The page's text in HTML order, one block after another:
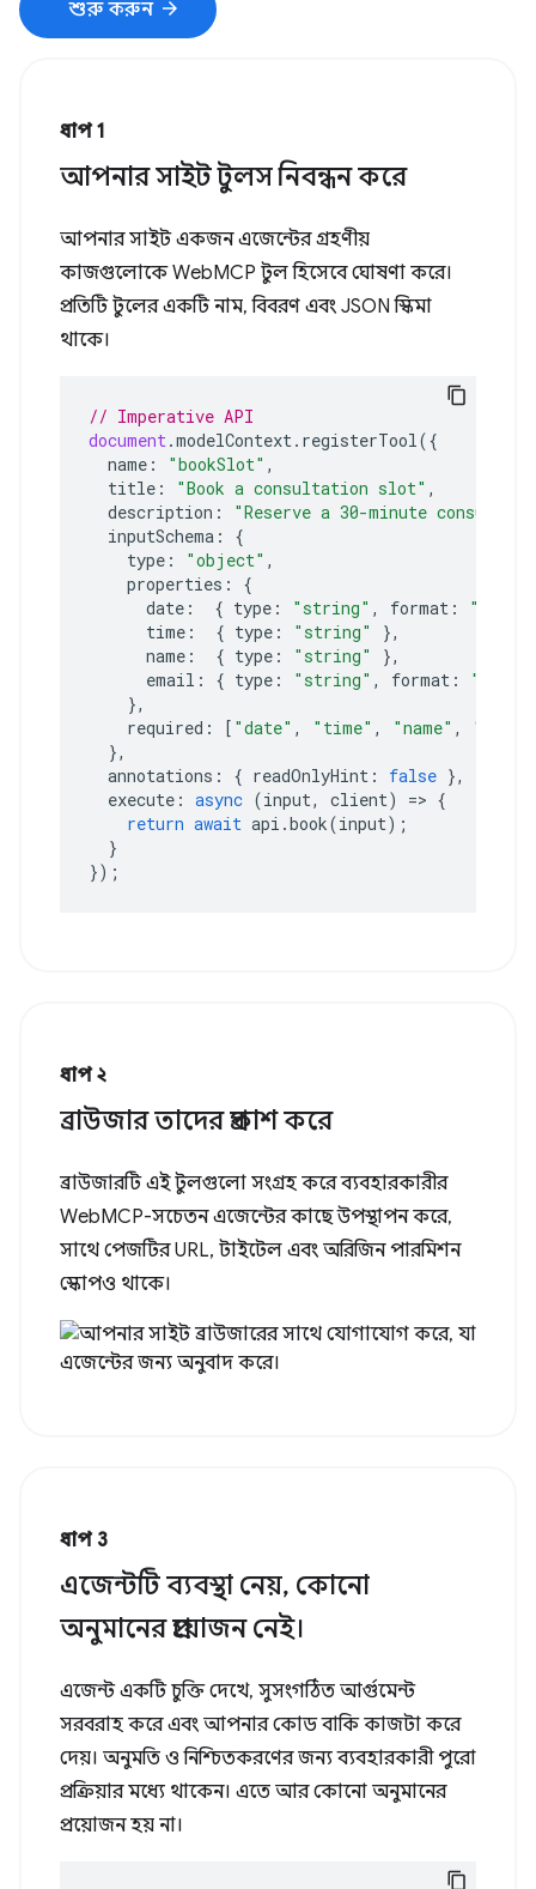
শুরু করুন arrow_forward
ধাপ 1
আপনার সাইট টুলস নিবন্ধন করে
আপনার সাইট একজন এজেন্টের গ্রহণীয়
কাজগুলোকে WebMCP টুল হিসেবে ঘোষণা করে।
প্রতিটি টুলের একটি নাম, বিবরণ এবং JSON স্কিমা
থাকে।
// Imperative API
document.modelContext. registerTool({
name : "bookSlot" ,
title : "Book a consultation slot" ,
description :
"Reserve a 30-minute
inputSchema :
{
type : "object" ,
properties :
{
date : { type : "string" , format :
"date"
time : { type : "string"
},
name : { type : "string"
},
email : { type : "string" , format :
},
required : [ "date" , "time" , "name" ,
},
annotations : { readOnlyHint : false },
execute : async (input, client) => {
return await api .book(input);
}
});
ধাপ ২
ব্রাউজার তাদের প্রকাশ করে
ব্রাউজারটি এই টুলগুলো সংগ্রহ করে ব্যবহারকারীর
WebMCP-সচেতন এজেন্টের কাছে উপস্থাপন করে,
সাথে পেজটির URL, টাইটেল এবং অরিজিন পারমিশন
স্কোপও থাকে।
ধাপ 3
এজেন্টটি ব্যবস্থা নেয়, কোনো
অনুমানের প্রয়োজন নেই।
এজেন্ট একটি চুক্তি দেখে, সুসংগঠিত আর্গুমেন্ট
সরবরাহ করে এবং আপনার কোড বাকি কাজটা করে
দেয়। অনুমতি ও নিশ্চিতকরণের জন্য ব্যবহারকারী পুরো
প্রক্রিয়ার মধ্যে থাকেন। এতে আর কোনো অনুমানের
প্রয়োজন হয় না।